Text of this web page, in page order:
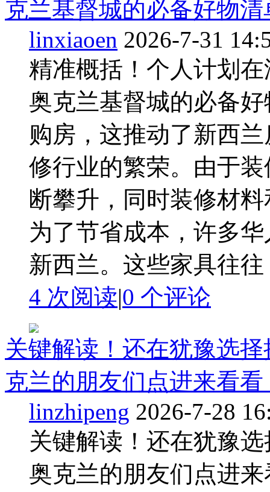
克兰基督城的必备好物清
linxiaoen 2026-7-31
精准概括！个人计划
奥克兰基督城的必备
购房，这推动了新西
修行业的繁荣。由于
断攀升，同时装修材
为了节省成本，许多
新西兰。这些家具往往
4 次阅读|0 个评论
关键解读！还在犹豫选
克兰的朋友们点进来看看
linzhipeng 2026-7-28
关键解读！还在犹豫
奥克兰的朋友们点进